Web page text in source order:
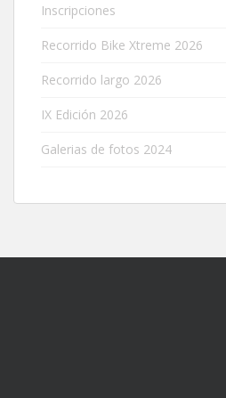
Inscripciones
Recorrido Bike Xtreme 2026
Recorrido largo 2026
IX Edición 2026
Galerias de fotos 2024